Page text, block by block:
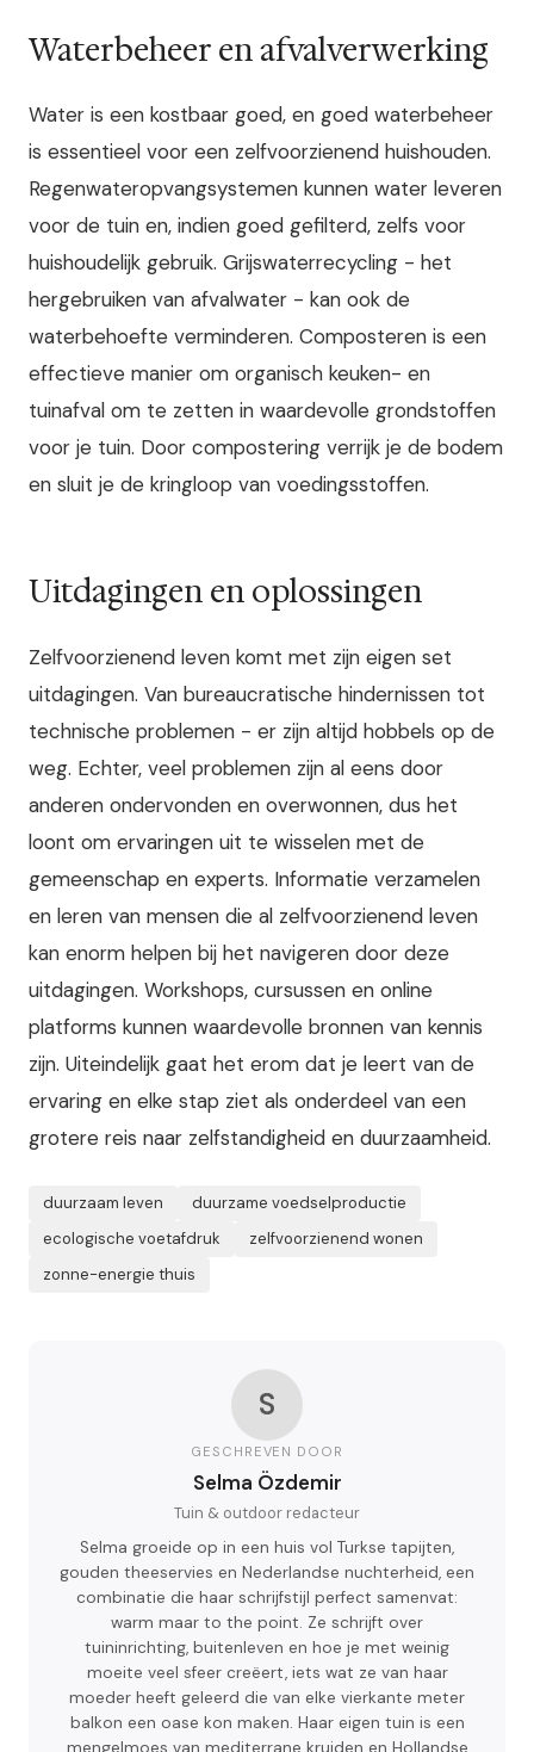
Waterbeheer en afvalverwerking
Water is een kostbaar goed, en goed waterbeheer
is essentieel voor een zelfvoorzienend huishouden.
Regenwateropvangsystemen kunnen water leveren
voor de tuin en, indien goed gefilterd, zelfs voor
huishoudelijk gebruik. Grijswaterrecycling - het
hergebruiken van afvalwater - kan ook de
waterbehoefte verminderen. Composteren is een
effectieve manier om organisch keuken- en
tuinafval om te zetten in waardevolle grondstoffen
voor je tuin. Door compostering verrijk je de bodem
en sluit je de kringloop van voedingsstoffen.
Uitdagingen en oplossingen
Zelfvoorzienend leven komt met zijn eigen set
uitdagingen. Van bureaucratische hindernissen tot
technische problemen - er zijn altijd hobbels op de
weg. Echter, veel problemen zijn al eens door
anderen ondervonden en overwonnen, dus het
loont om ervaringen uit te wisselen met de
gemeenschap en experts. Informatie verzamelen
en leren van mensen die al zelfvoorzienend leven
kan enorm helpen bij het navigeren door deze
uitdagingen. Workshops, cursussen en online
platforms kunnen waardevolle bronnen van kennis
zijn. Uiteindelijk gaat het erom dat je leert van de
ervaring en elke stap ziet als onderdeel van een
grotere reis naar zelfstandigheid en duurzaamheid.
duurzaam leven
duurzame voedselproductie
ecologische voetafdruk
zelfvoorzienend wonen
zonne-energie thuis
S
GESCHREVEN DOOR
Selma Özdemir
Tuin & outdoor redacteur
Selma groeide op in een huis vol Turkse tapijten,
gouden theeservies en Nederlandse nuchterheid, een
combinatie die haar schrijfstijl perfect samenvat:
warm maar to the point. Ze schrijft over
tuininrichting, buitenleven en hoe je met weinig
moeite veel sfeer creëert, iets wat ze van haar
moeder heeft geleerd die van elke vierkante meter
balkon een oase kon maken. Haar eigen tuin is een
mengelmoes van mediterrane kruiden en Hollandse